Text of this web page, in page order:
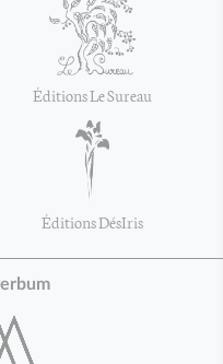
Éditions Le Sureau
Éditions DésIris